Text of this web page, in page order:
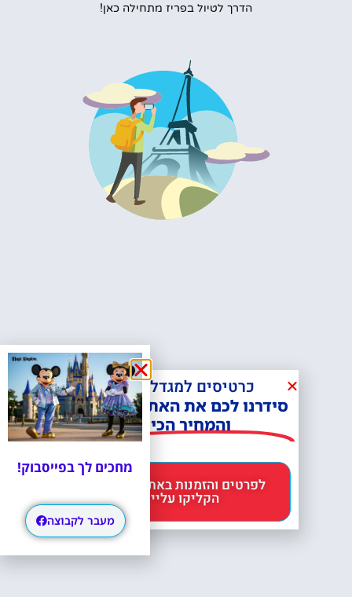
הדרך לטיול בפריז מתחילה כאן!
כרטיסים למגדל אייפל?
סידרנו לכם את האתר הכי אמין -
והמחיר הכי זול!
הקליקו עליי 😊
מחכים לך בפייסבוק!
מעבר לקבוצה